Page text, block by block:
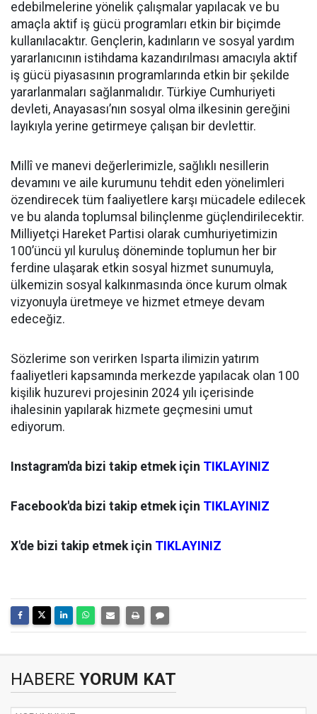
edebilmelerine yönelik çalışmalar yapılacak ve bu
amaçla aktif iş gücü programları etkin bir biçimde
kullanılacaktır. Gençlerin, kadınların ve sosyal yardım
yararlanıcının istihdama kazandırılması amacıyla aktif
iş gücü piyasasının programlarında etkin bir şekilde
yararlanmaları sağlanmalıdır. Türkiye Cumhuriyeti
devleti, Anayasası’nın sosyal olma ilkesinin gereğini
layıkıyla yerine getirmeye çalışan bir devlettir.
Millî ve manevi değerlerimizle, sağlıklı nesillerin
devamını ve aile kurumunu tehdit eden yönelimleri
özendirecek tüm faaliyetlere karşı mücadele edilecek
ve bu alanda toplumsal bilinçlenme güçlendirilecektir.
Milliyetçi Hareket Partisi olarak cumhuriyetimizin
100’üncü yıl kuruluş döneminde toplumun her bir
ferdine ulaşarak etkin sosyal hizmet sunumuyla,
ülkemizin sosyal kalkınmasında önce kurum olmak
vizyonuyla üretmeye ve hizmet etmeye devam
edeceğiz.
Sözlerime son verirken Isparta ilimizin yatırım
faaliyetleri kapsamında merkezde yapılacak olan 100
kişilik huzurevi projesinin 2024 yılı içerisinde
ihalesinin yapılarak hizmete geçmesini umut
ediyorum.
Instagram'da bizi takip etmek için TIKLAYINIZ
Facebook'da bizi takip etmek için TIKLAYINIZ
X'de bizi takip etmek için TIKLAYINIZ
HABERE YORUM KAT